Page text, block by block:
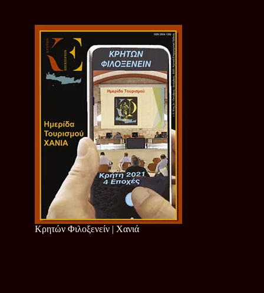
Κρητών Φιλοξενείν | Χανιά